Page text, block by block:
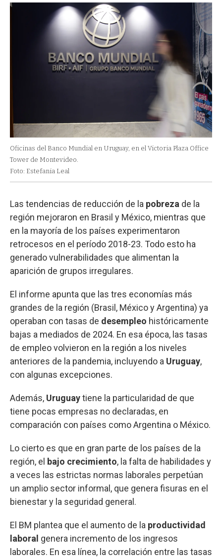
Oficinas del Banco Mundial en Uruguay, en el Victoria Plaza Office
Tower de Montevideo.
Foto: Estefania Leal
Las tendencias de reducción de la pobreza de la
región mejoraron en Brasil y México, mientras que
en la mayoría de los países experimentaron
retrocesos en el período 2018-23. Todo esto ha
generado vulnerabilidades que alimentan la
aparición de grupos irregulares.
El informe apunta que las tres economías más
grandes de la región (Brasil, México y Argentina) ya
operaban con tasas de desempleo históricamente
bajas a mediados de 2024. En esa época, las tasas
de empleo volvieron en la región a los niveles
anteriores de la pandemia, incluyendo a Uruguay,
con algunas excepciones.
Además, Uruguaytiene la particularidad de que
tiene pocas empresas no declaradas, en
comparación con países como Argentina o México.
Lo cierto es que en gran parte de los países de la
región, el bajo crecimiento, la falta de habilidades y
a veces las estrictas normas laborales perpetúan
un amplio sector informal, que genera fisuras en el
bienestar y la seguridad general.
El BM plantea que el aumento de la productividad
laboral genera incremento de los ingresos
laborales. En esa línea, la correlación entre las tasas